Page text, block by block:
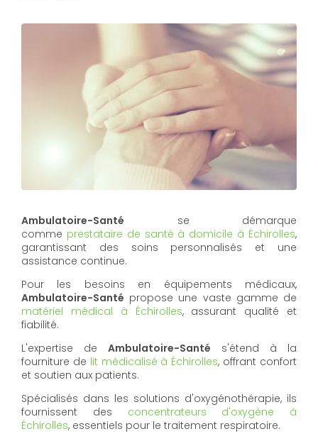
Ambulatoire-Santé se démarque
comme prestataire de santé à domicile à Échirolles,
garantissant des soins personnalisés et une
assistance continue.
Pour les besoins en équipements médicaux,
Ambulatoire-Santé propose une vaste gamme de
matériel médical à Échirolles, assurant qualité et
fiabilité.
L'expertise de Ambulatoire-Santé s'étend à la
fourniture de lit médicalisé à Échirolles, offrant confort
et soutien aux patients.
Spécialisés dans les solutions d'oxygénothérapie, ils
fournissent des concentrateurs d'oxygène à
Échirolles, essentiels pour le traitement respiratoire.